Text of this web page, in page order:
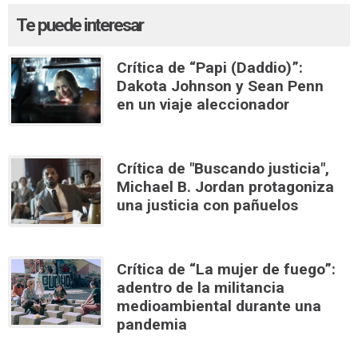
Te puede interesar
Crítica de “Papi (Daddio)”:
Dakota Johnson y Sean Penn
en un viaje aleccionador
Crítica de "Buscando justicia",
Michael B. Jordan protagoniza
una justicia con pañuelos
Crítica de “La mujer de fuego”:
adentro de la militancia
medioambiental durante una
pandemia